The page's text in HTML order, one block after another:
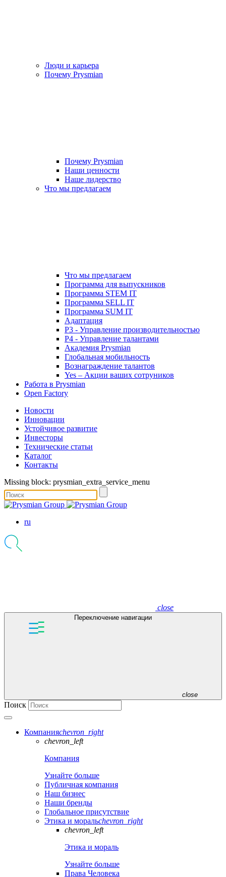
Люди и карьера
Почему Prysmian
Почему Prysmian
Наши ценности
Наше лидерство
Что мы предлагаем
Что мы предлагаем
Программа для выпускников
Программа STEM IT
Программа SELL IT
Программа SUM IT
Адаптация
P3 - Управление производительностью
P4 - Управление талантами
Академия Prysmian
Глобальная мобильность
Вознаграждение талантов
Yes – Акции ваших сотруников
Работа в Prysmian
Open Factory
Новости
Инновации
Устойчивое развитие
Инвесторы
Технические статьи
Каталог
Контакты
Missing block: prysmian_extra_service_menu
ru
close
Переключение навигации
close
Поиск
Компанияchevron_right
chevron_left
Компания
Узнайте больше
Публичная компания
Наш бизнес
Наши бренды
Глобальное присутствие
Этика и моральchevron_right
chevron_left
Этика и мораль
Узнайте больше
Права Человека